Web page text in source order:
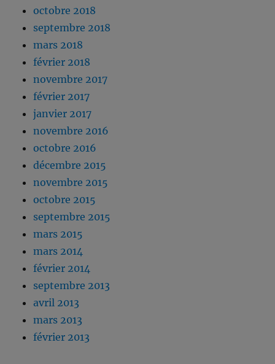
octobre 2018
septembre 2018
mars 2018
février 2018
novembre 2017
février 2017
janvier 2017
novembre 2016
octobre 2016
décembre 2015
novembre 2015
octobre 2015
septembre 2015
mars 2015
mars 2014
février 2014
septembre 2013
avril 2013
mars 2013
février 2013